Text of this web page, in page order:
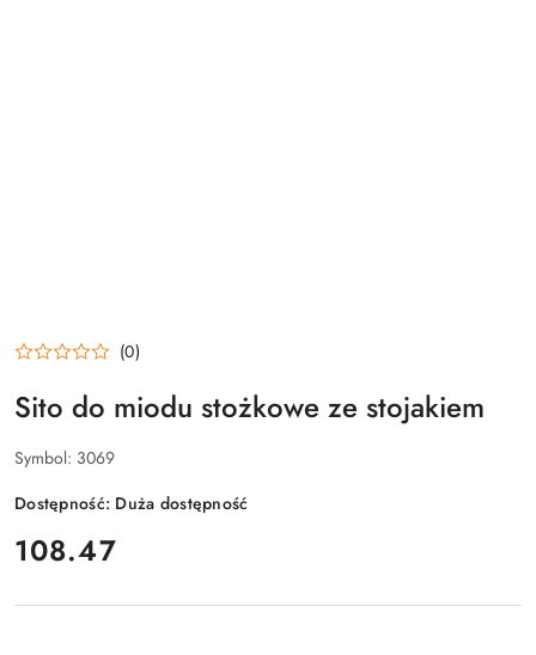
(0)
Sito do miodu stożkowe ze stojakiem
Symbol: 3069
Dostępność: Duża dostępność
cena:
108.47